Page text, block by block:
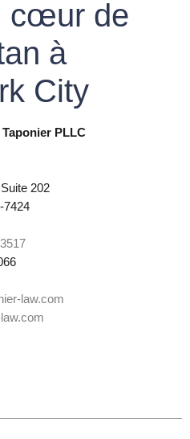
cœur de
à
City
PLLC
202
7424
law.com